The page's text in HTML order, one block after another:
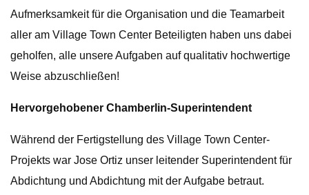
Aufmerksamkeit für die Organisation und die Teamarbeit
aller am Village Town Center Beteiligten haben uns dabei
geholfen, alle unsere Aufgaben auf qualitativ hochwertige
Weise abzuschließen!
Hervorgehobener Chamberlin-Superintendent
Während der Fertigstellung des Village Town Center-
Projekts war Jose Ortiz unser leitender Superintendent für
Abdichtung und Abdichtung mit der Aufgabe betraut.